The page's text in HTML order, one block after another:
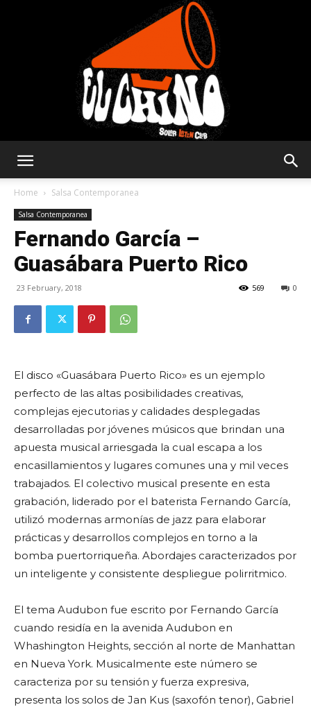
Latin
Home Salsa Contemporanea
Salsa Contemporanea
Fernando García –
Guasábara Puerto Rico
23 February, 2018 0
569
El disco «Guasábara Puerto Rico» es un ejemplo
perfecto de las altas posibilidades creativas,
complejas ejecutorias y calidades desplegadas
desarrolladas por jóvenes músicos que brindan una
apuesta musical arriesgada la cual escapa a los
encasillamientos y lugares comunes una y mil veces
trabajados. El colectivo musical presente en esta
grabación, liderado por el baterista Fernando García,
utilizó modernas armonías de jazz para elaborar
prácticas y desarrollos complejos en torno a la
bomba puertorriqueña. Abordajes caracterizados por
un inteligente y consistente despliegue polirritmico.
El tema Audubon fue escrito por Fernando García
cuando residía en la avenida Audubon en
Whashington Heights, sección al norte de Manhattan
en Nueva York. Musicalmente este número se
caracteriza por su tensión y fuerza expresiva,
presenta los solos de Jan Kus (saxofón tenor), Gabriel